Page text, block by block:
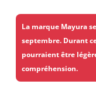
La marque Mayura
septembre. Durant
pourraient être
compréhension.